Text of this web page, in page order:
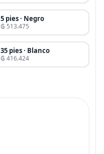
5 pies · Negro
₲ 513.475
35 pies · Blanco
₲ 416.424